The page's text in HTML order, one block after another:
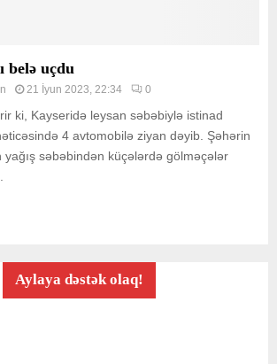
belə uçdu
21 İyun 2023, 22:34 0
ki, Kayseridə leysan səbəbiylə istinad
4 avtomobilə ziyan dəyib. Şəhərin
yağış səbəbindən küçələrdə gölməçələr
Aylaya dəstək olaq!